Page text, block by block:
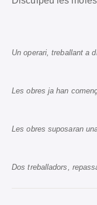
Un operari, treballant a
Les obres ja han
Les obres suposaran
Dos treballadors,